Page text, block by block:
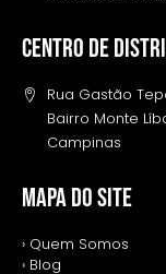
Centro de
Rua Gastão
Bairro Monte
Campinas
MAPA DO SITE
› Quem Somos
› Blog